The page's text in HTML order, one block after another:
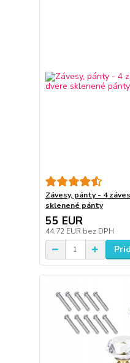
Závesy, pánty - 4
sklenené pánty
55 EUR
44,72 EUR bez DPH